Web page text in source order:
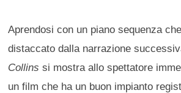
Aprendosi con un piano sequenza
distaccato dalla narrazione
Collins si mostra allo spettatore
un film che ha un buon impianto